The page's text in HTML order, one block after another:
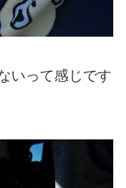
いって感じです